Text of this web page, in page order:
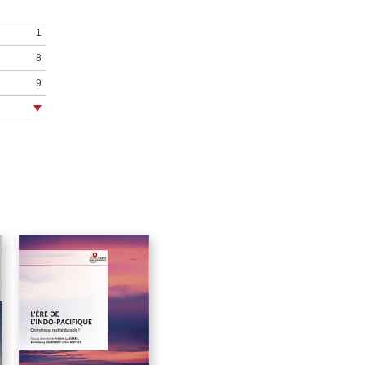
1
8
9
11
41
43
65
83